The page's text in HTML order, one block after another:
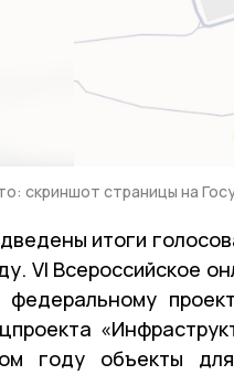
скриншот страницы на
итоги
VI Всероссийское
федеральному
году объекты